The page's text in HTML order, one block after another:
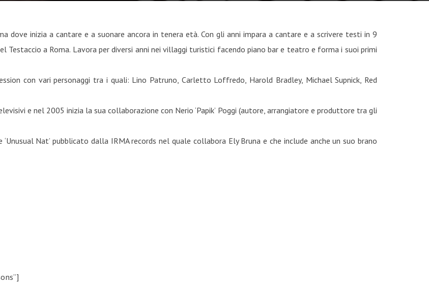
dove inizia a cantare e a suonare ancora in tenera età. Con gli anni impara a cantare e a scrivere testi in 9
Testaccio a Roma. Lavora per diversi anni nei villaggi turistici facendo piano bar e teatro e forma i suoi primi
con vari personaggi tra i quali: Lino Patruno, Carletto Loffredo, Harold Bradley, Michael Supnick, Red
e nel 2005 inizia la sua collaborazione con Nerio ‘Papik’ Poggi (autore, arrangiatore e produttore tra gli
Nat’ pubblicato dalla IRMA records nel quale collabora Ely Bruna e che include anche un suo brano